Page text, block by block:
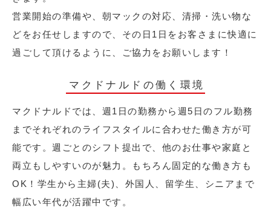
営業開始の準備や、朝マックの対応、清掃・洗い物な
どをお任せしますので、その日1日をお客さまに快適に
過ごして頂けるように、ご協力をお願いします！
マクドナルドの働く環境
マクドナルドでは、週1日の勤務から週5日のフル勤務
までそれぞれのライフスタイルに合わせた働き方が可
能です。週ごとのシフト提出で、他のお仕事や家庭と
両立もしやすいのが魅力。もちろん固定的な働き方も
OK！学生から主婦(夫)、外国人、留学生、シニアまで
幅広い年代が活躍中です。